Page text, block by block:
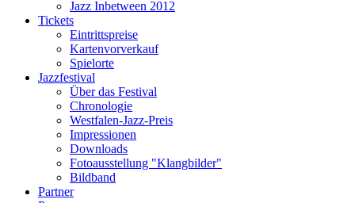
Jazz Inbetween 2012
Tickets
Eintrittspreise
Kartenvorverkauf
Spielorte
Jazzfestival
Über das Festival
Chronologie
Westfalen-Jazz-Preis
Impressionen
Downloads
Fotoausstellung "Klangbilder"
Bildband
Partner